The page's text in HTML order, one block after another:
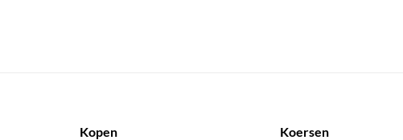
Kopen Koersen